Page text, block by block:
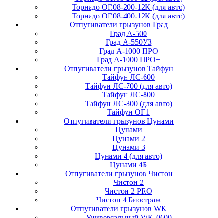
Торнадо ОГ.08-200-12К (для авто)
Торнадо ОГ.08-400-12К (для авто)
Отпугиватели грызунов Град
Град А-500
Град А-550УЗ
Град А-1000 ПРО
Град А-1000 ПРО+
Отпугиватели грызунов Тайфун
Тайфун ЛС-600
Тайфун ЛС-700 (для авто)
Тайфун ЛС-800
Тайфун ЛС-800 (для авто)
Тайфун ОГ.1
Отпугиватели грызунов Цунами
Цунами
Цунами 2
Цунами 3
Цунами 4 (для авто)
Цунами 4Б
Отпугиватели грызунов Чистон
Чистон 2
Чистон 2 PRO
Чистон 4 Биостраж
Отпугиватели грызунов WK